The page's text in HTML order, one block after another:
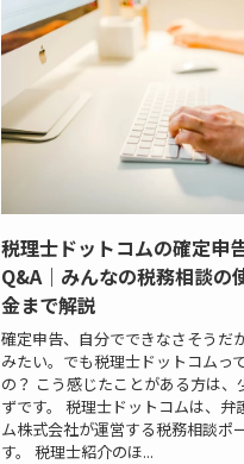
税理士ドットコムの確定申
Q&A｜みんなの税務相談の
金まで解説
確定申告、自分でできなさそうだ
みたい。でも税理士ドットコムっ
の？ こう感じたことがある方は、
ずです。 税理士ドットコムは、弁
ム株式会社が運営する税務相談ポ
す。 税理士紹介のほ...